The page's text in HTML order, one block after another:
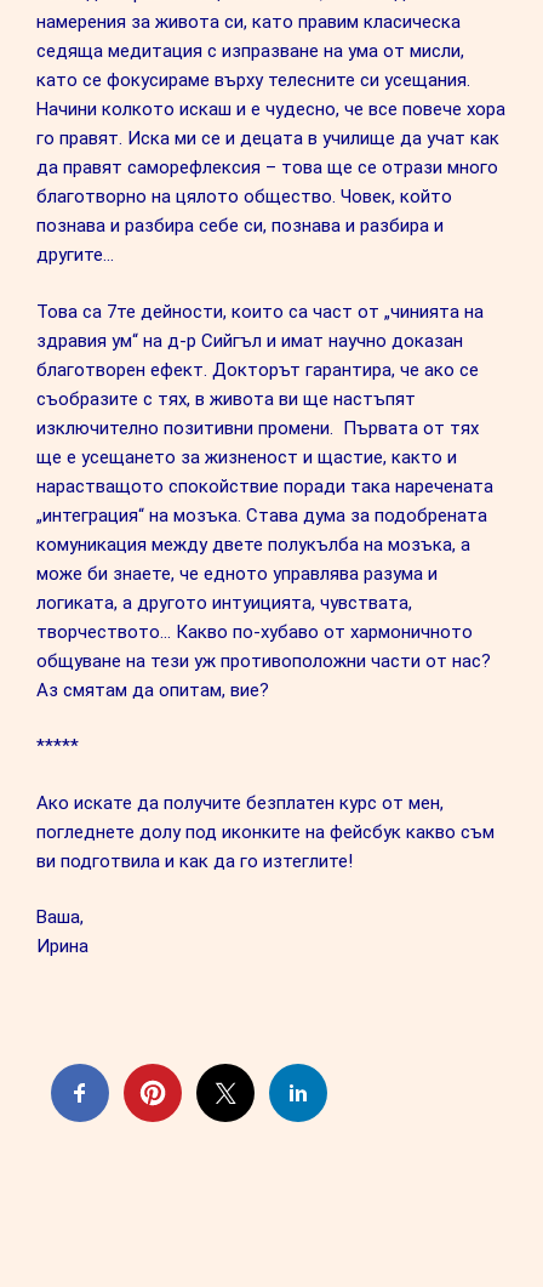
намерения за живота си, като правим класическа
седяща медитация с изпразване на ума от мисли,
като се фокусираме върху телесните си усещания.
Начини колкото искаш и е чудесно, че все повече хора
го правят. Иска ми се и децата в училище да учат как
да правят саморефлексия – това ще се отрази много
благотворно на цялото общество. Човек, който
познава и разбира себе си, познава и разбира и
другите…
Това са 7те дейности, които са част от „чинията на
здравия ум“ на д-р Сийгъл и имат научно доказан
благотворен ефект. Докторът гарантира, че ако се
съобразите с тях, в живота ви ще настъпят
изключително позитивни промени. Първата от тях
ще е усещането за жизненост и щастие, както и
нарастващото спокойствие поради така наречената
„интеграция“ на мозъка. Става дума за подобрената
комуникация между двете полукълба на мозъка, а
може би знаете, че едното управлява разума и
логиката, а другото интуицията, чувствата,
творчеството… Какво по-хубаво от хармоничното
общуване на тези уж противоположни части от нас?
Аз смятам да опитам, вие?
*****
Ако искате да получите безплатен курс от мен,
погледнете долу под иконките на фейсбук какво съм
ви подготвила и как да го изтеглите!
Ваша,
Ирина